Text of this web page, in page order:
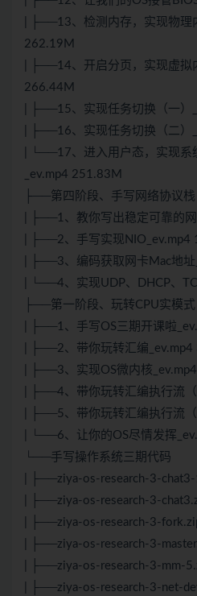
| ├──13、检测内存，实现物理
262.19M
| ├──14、开启分页，实现虚拟
266.44M
| ├──15、实现任务切换（一）
| ├──16、实现任务切换（二）
| └──17、进入用户态，实现系
_ev.mp4 251.83M
├──第四阶段、手写网络协议栈
| ├──1、教你写出稳定可靠的
| ├──2、手写实现NIO_ev.mp4
| ├──3、编码获取网卡Mac地
| └──4、实现UDP、DHCP、
├──第一阶段、玩转CPU实模式
| ├──1、手写OS三期开课啦
| ├──2、带你玩转汇编
| ├──3、实现OS微内核
| ├──4、带你玩转汇编执行流
| ├──5、带你玩转汇编执行流
| └──6、让你的OS尽情发挥
└──手写操作系统三期代码
| ├──ziya-os-research-3-
| ├──ziya-os-research-3-
| ├──ziya-os-research-3-
| ├──ziya-os-research-3-
| ├──ziya-os-research-3-mm-
| ├──ziya-os-research-3-net-